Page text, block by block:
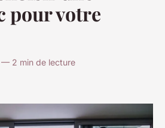
pour votre
2 min de lecture